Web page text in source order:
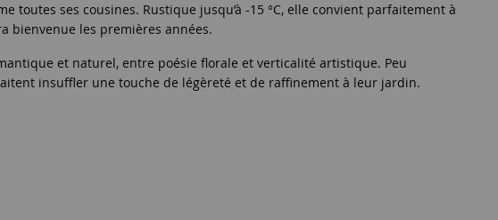
ses cousines. Rustique jusqu’à -15 °C, elle convient parfaitement à
bienvenue les premières années.
et naturel, entre poésie florale et verticalité artistique. Peu
insuffler une touche de légèreté et de raffinement à leur jardin.